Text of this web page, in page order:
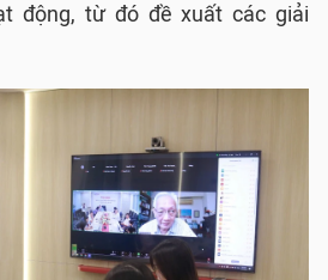
động, từ đó đề xuất các giải